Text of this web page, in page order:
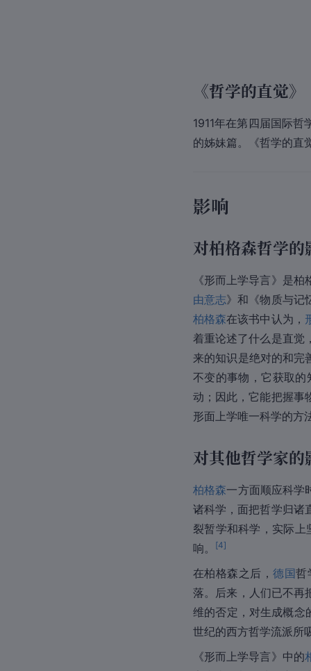
《哲学的直觉》
1911年在第四届国际哲
的姊妹篇。《哲学的直
影响
对柏格森哲学的
《形而上学导言》是柏
由意志》和《物质与记
柏格森在该书中认为，
着重论述了什么是直觉
来的知识是绝对的和完
不变的事物，它获取
动；因此，它能把握事
形面上学唯一科学的方
对其他哲学家的
柏格森一方面顺应科学
诸科学，面把哲学归诸
裂暂学和科学，实际
响。
[4]
在柏格森之后，德国哲
落。后来，人们已不再
维的否定，对生成概念
世纪的西方哲学流派所
《形而上学导言》中的